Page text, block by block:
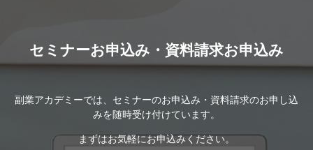
セミナーお申込み・資料請求お申込み
副業アカデミーでは、セミナーのお申込み・資料請求のお申し込
みを随時受け付けています。
まずはお気軽にお申込みください。